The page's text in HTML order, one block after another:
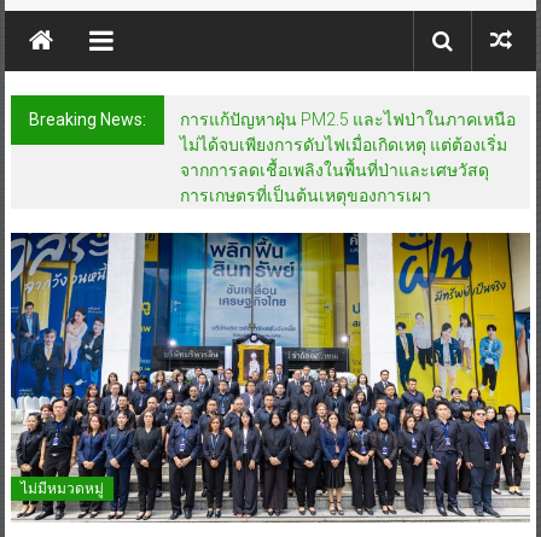
Breaking News:
การแก้ปัญหาฝุ่น PM2.5 และไฟป่าในภาคเหนือ
ไม่ได้จบเพียงการดับไฟเมื่อเกิดเหตุ แต่ต้องเริ่ม
จากการลดเชื้อเพลิงในพื้นที่ป่าและเศษวัสดุ
การเกษตรที่เป็นต้นเหตุของการเผา
ไม่มีหมวดหมู่